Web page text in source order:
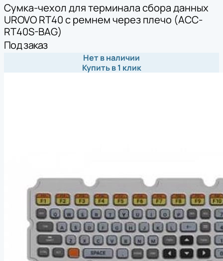
Сумка-чехол для терминала сбора данных
UROVO RT40 с ремнем через плечо (ACC-
RT40S-BAG)
Под заказ
Нет в наличии
Купить в 1 клик